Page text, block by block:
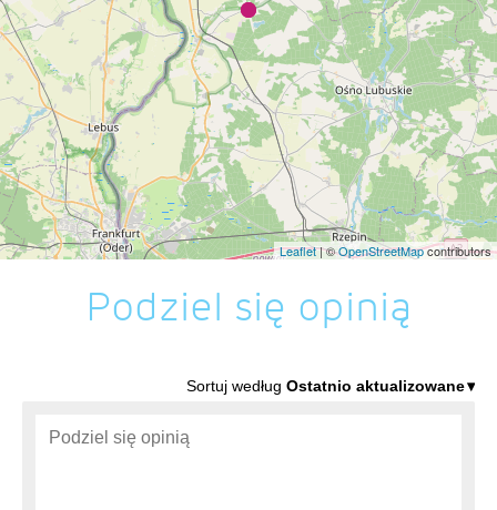
Leaflet| ©OpenStreetMapcontributors
Podziel się opinią